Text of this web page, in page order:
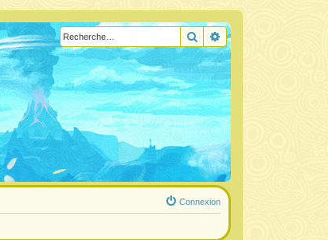
RechercherRecherche avancée
Connexion